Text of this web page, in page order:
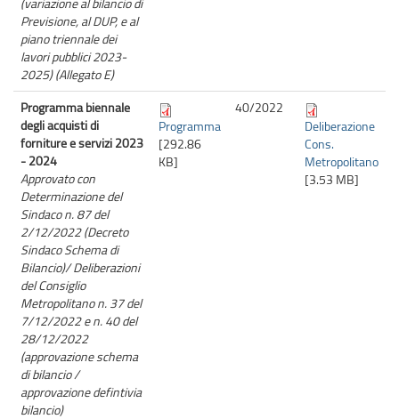
Previsione, al DUP, e al
piano triennale dei
lavori pubblici 2023-
2025) (Allegato E)
Programma biennale
degli acquisti di
forniture e servizi 2023
- 2024
Approvato con
Determinazione del
Sindaco n. 87 del
2/12/2022 (Decreto
Sindaco Schema di
Bilancio)/ Deliberazioni
del Consiglio
Metropolitano n. 37 del
7/12/2022 e n. 40 del
28/12/2022
(approvazione schema
di bilancio /
approvazione defintivia
bilancio)
Programma
[292.86
KB]
40/2022
Deliberazione
Cons.
Metropolitano
[3.53 MB]